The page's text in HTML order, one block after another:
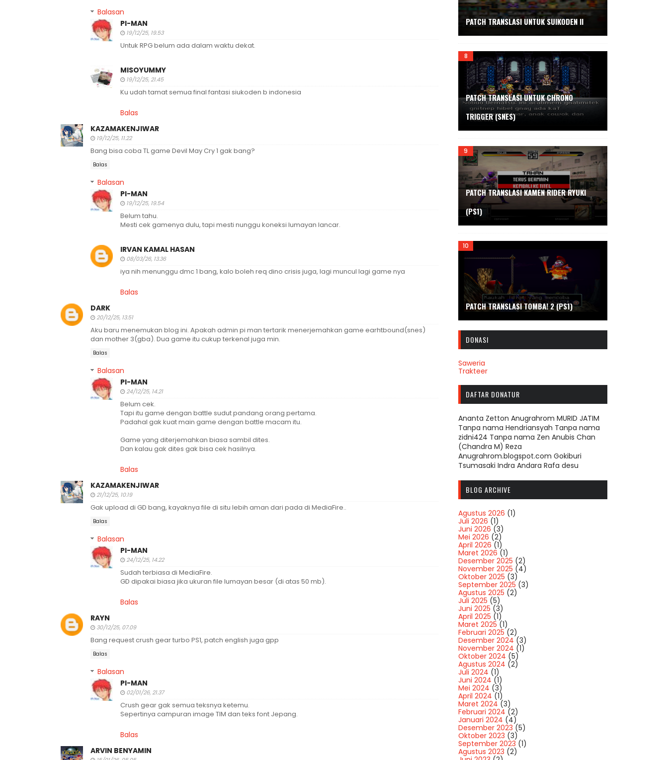
Balasan
PI-MAN
19/12/25, 19.53
Untuk RPG belum ada dalam waktu dekat.
MISOYUMMY
19/12/25, 21.45
Ku udah tamat semua final fantasi siukoden b indonesia
Balas
KAZAMAKENJIWAR
19/12/25, 11.22
Bang bisa coba TL game Devil May Cry 1 gak bang?
Balas
Balasan
PI-MAN
19/12/25, 19.54
Belum tahu.
Mesti cek gamenya dulu, tapi mesti nunggu koneksi lumayan lancar.
IRVAN KAMAL HASAN
08/03/26, 13.36
iya nih menunggu dmc 1 bang, kalo boleh req dino crisis juga, lagi muncul lagi game nya
Balas
DARK
20/12/25, 13.51
Aku baru menemukan blog ini. Apakah admin pi man tertarik menerjemahkan game earhtbound(snes)
dan mother 3(gba). Dua game itu cukup terkenal juga min.
Balas
Balasan
PI-MAN
24/12/25, 14.21
Belum cek.
Tapi itu game dengan battle sudut pandang orang pertama.
Padahal gak kuat main game dengan battle macam itu.
Game yang diterjemahkan biasa sambil dites.
Dan kalau gak dites gak bisa cek hasilnya.
Balas
KAZAMAKENJIWAR
21/12/25, 10.19
Gak upload di GD bang, kayaknya file di situ lebih aman dari pada di MediaFire..
Balas
Balasan
PI-MAN
24/12/25, 14.22
Sudah terbiasa di MediaFire.
GD dipakai biasa jika ukuran file lumayan besar (di atas 50 mb).
Balas
RAYN
30/12/25, 07.09
Bang request crush gear turbo PS1, patch english juga gpp
Balas
Balasan
PI-MAN
02/01/26, 21.37
Crush gear gak semua teksnya ketemu.
Sepertinya campuran image TIM dan teks font Jepang.
Balas
ARVIN BENYAMIN
PATCH TRANSLASI UNTUK SUIKODEN II
PATCH TRANSLASI UNTUK CHRONO
TRIGGER (SNES)
PATCH TRANSLASI KAMEN RIDER RYUKI
(PS1)
PATCH TRANSLASI TOMBA! 2 (PS1)
DONASI
Saweria
Trakteer
DAFTAR DONATUR
Ananta Zetton Anugrahrom MURID JATIM
Tanpa nama Hendriansyah Tanpa nama
zidni424 Tanpa nama Zen Anubis Chan
(Chandra M) Reza
Anugrahrom.blogspot.com Gokiburi
Tsumasaki Indra Andara Rafa desu
BLOG ARCHIVE
Agustus 2026 (1)
Juli 2026 (1)
Juni 2026 (3)
Mei 2026 (2)
April 2026 (1)
Maret 2026 (1)
Desember 2025 (2)
November 2025 (4)
Oktober 2025 (3)
September 2025 (3)
Agustus 2025 (2)
Juli 2025 (5)
Juni 2025 (3)
April 2025 (1)
Maret 2025 (1)
Februari 2025 (2)
Desember 2024 (3)
November 2024 (1)
Oktober 2024 (5)
Agustus 2024 (2)
Juli 2024 (1)
Juni 2024 (1)
Mei 2024 (3)
April 2024 (1)
Maret 2024 (3)
Februari 2024 (2)
Januari 2024 (4)
Desember 2023 (5)
Oktober 2023 (3)
September 2023 (1)
Agustus 2023 (2)